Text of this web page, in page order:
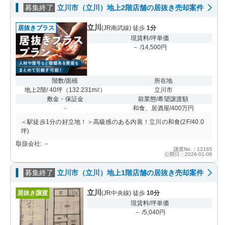
募集終了 立川市（立川）地上2階店舗の居抜き売却案件
居抜きプラス 立川 (JR南武線) 徒歩 1分
現賃料/坪単価
－ /14,500円
階数/面積
地上2階/ 40坪（ 132.231m2 ）
所在地
立川市
敷金・保証金
-
前業態/希望譲渡額
和食、居酒屋/400万円
＜駅徒歩1分の好立地！＞高級感のある内装！立川の和食(2F/40.0
坪)
取扱会社: －
譲渡No.：12165
公開日：2026-01-06
募集終了 立川市（立川）地上1階店舗の居抜き売却案件
居抜き譲渡 立川 (JR中央線) 徒歩 10分
現賃料/坪単価
－ /5,040円